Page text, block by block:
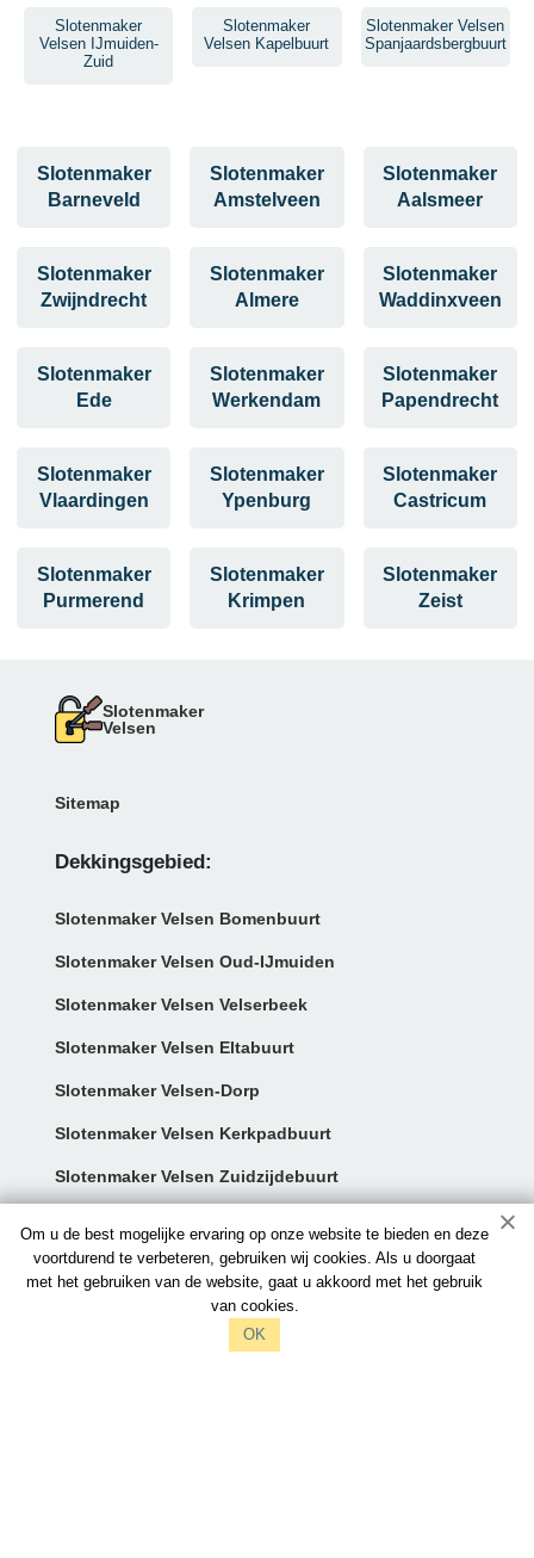
Slotenmaker
Velsen IJmuiden-
Zuid
Slotenmaker
Velsen Kapelbuurt
Slotenmaker Velsen
Spanjaardsbergbuurt
Om u de best mogelijke ervaring op onze website te bieden en deze
voortdurend te verbeteren, gebruiken wij cookies. Als u doorgaat
met het gebruiken van de website, gaat u akkoord met het gebruik
van cookies.
OK
Slotenmaker
Barneveld
Slotenmaker
Amstelveen
Slotenmaker
Aalsmeer
Slotenmaker
Zwijndrecht
Slotenmaker
Almere
Slotenmaker
Waddinxveen
Slotenmaker
Ede
Slotenmaker
Werkendam
Slotenmaker
Papendrecht
Slotenmaker
Vlaardingen
Slotenmaker
Ypenburg
Slotenmaker
Castricum
Slotenmaker
Purmerend
Slotenmaker
Krimpen
Slotenmaker
Zeist
Slotenmaker
Velsen
Sitemap
Dekkingsgebied:
Slotenmaker Velsen Bomenbuurt
Slotenmaker Velsen Oud-IJmuiden
Slotenmaker Velsen Velserbeek
Slotenmaker Velsen Eltabuurt
Slotenmaker Velsen-Dorp
Slotenmaker Velsen Kerkpadbuurt
Slotenmaker Velsen Zuidzijdebuurt
Contact:
info@slotenmaker-velsen.nl